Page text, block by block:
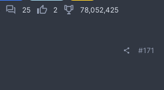
25 2
78,052,425
#171